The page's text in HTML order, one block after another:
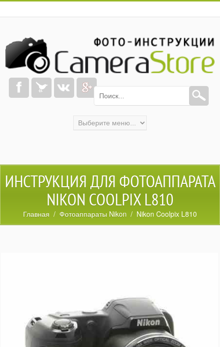
ИНСТРУКЦИЯ ДЛЯ ФОТОАППАРАТА
NIKON COOLPIX L810
Главная / Фотоаппараты Nikon / Nikon Coolpix L810